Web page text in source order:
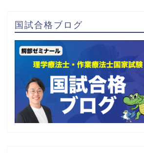
国試合格ブログ